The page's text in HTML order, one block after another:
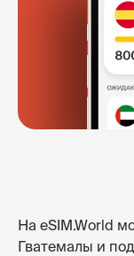
На eSIM.World
Гватемалы и